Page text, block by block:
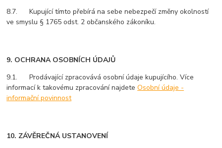
8.7. Kupující tímto přebírá na sebe nebezpečí změny okolností
ve smyslu § 1765 odst. 2 občanského zákoníku.
9. OCHRANA OSOBNÍCH ÚDAJŮ
9.1. Prodávající zpracovává osobní údaje kupujícího. Více
informací k takovému zpracování najdeteOsobní údaje -
informační povinnost
10. ZÁVĚREČNÁ USTANOVENÍ